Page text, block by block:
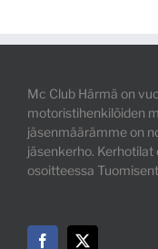
Mc Club Härmä on
motoristihenkilöiden
jäsenmäärämme on
jäsenkerho.
osoitteessa